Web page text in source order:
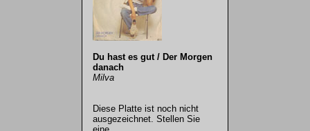
Du hast es gut / Der Morgen
danach
Milva
Diese Platte ist noch nicht
ausgezeichnet. Stellen Sie